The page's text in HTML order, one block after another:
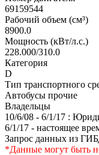
69159544
Рабочий объем (см³)
8900.0
Мощность (кВт/л.с.)
228.000/310.0
Категория
D
Тип транспортного
Автобусы прочие
Владельцы
10/6/08 - 6/1/17 :
6/1/17 - настоящее
Запрос данных из
*Данные могут быть